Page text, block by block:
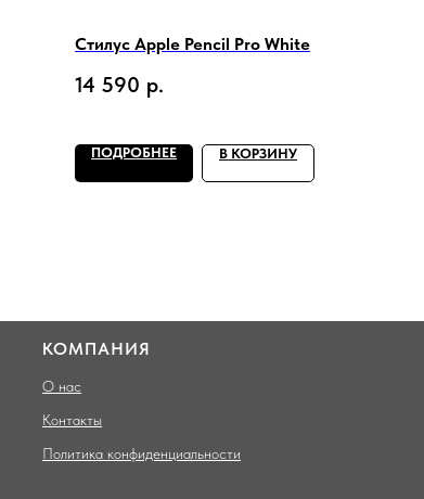
Стилус Apple Pencil Pro White
14 590 р.
ПОДРОБНЕЕ В КОРЗИНУ
КОМПАНИЯ
О нас
Контакты
Политика конфиденциальности